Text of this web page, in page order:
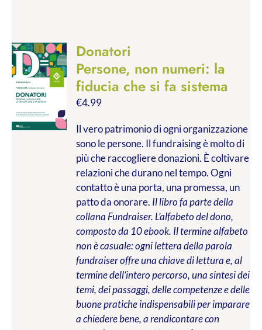
Donatori
Persone, non numeri: la
fiducia che si fa sistema
€4.99
Il vero patrimonio di ogni organizzazione
sono le persone. Il fundraising è molto di
più che raccogliere donazioni. È coltivare
relazioni che durano nel tempo. Ogni
contatto è una porta, una promessa, un
patto da onorare. Il libro fa parte della
collana Fundraiser. L’alfabeto del dono,
composto da 10 ebook. Il termine alfabeto
non è casuale: ogni lettera della parola
fundraiser offre una chiave di lettura e, al
termine dell’intero percorso, una sintesi dei
temi, dei passaggi, delle competenze e delle
buone pratiche indispensabili per imparare
a chiedere bene, a rendicontare con